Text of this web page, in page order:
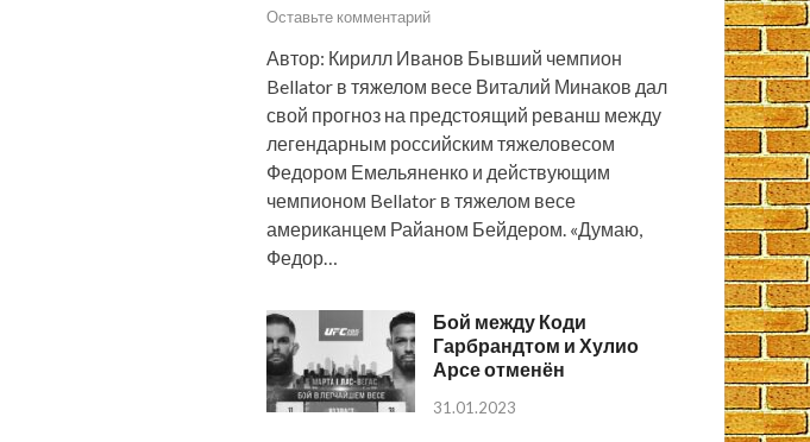
Оставьте комментарий
Автор: Кирилл Иванов Бывший чемпион
Bellator в тяжелом весе Виталий Минаков дал
свой прогноз на предстоящий реванш между
легендарным российским тяжеловесом
Федором Емельяненко и действующим
чемпионом Bellator в тяжелом весе
американцем Райаном Бейдером. «Думаю,
Федор…
Бой между Коди
Гарбрандтом и Хулио
Арсе отменён
31.01.2023